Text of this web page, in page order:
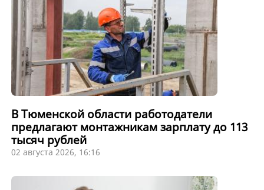
В Тюменской области работодатели
предлагают монтажникам зарплату до 113
тысяч рублей
02 августа 2026, 16:16